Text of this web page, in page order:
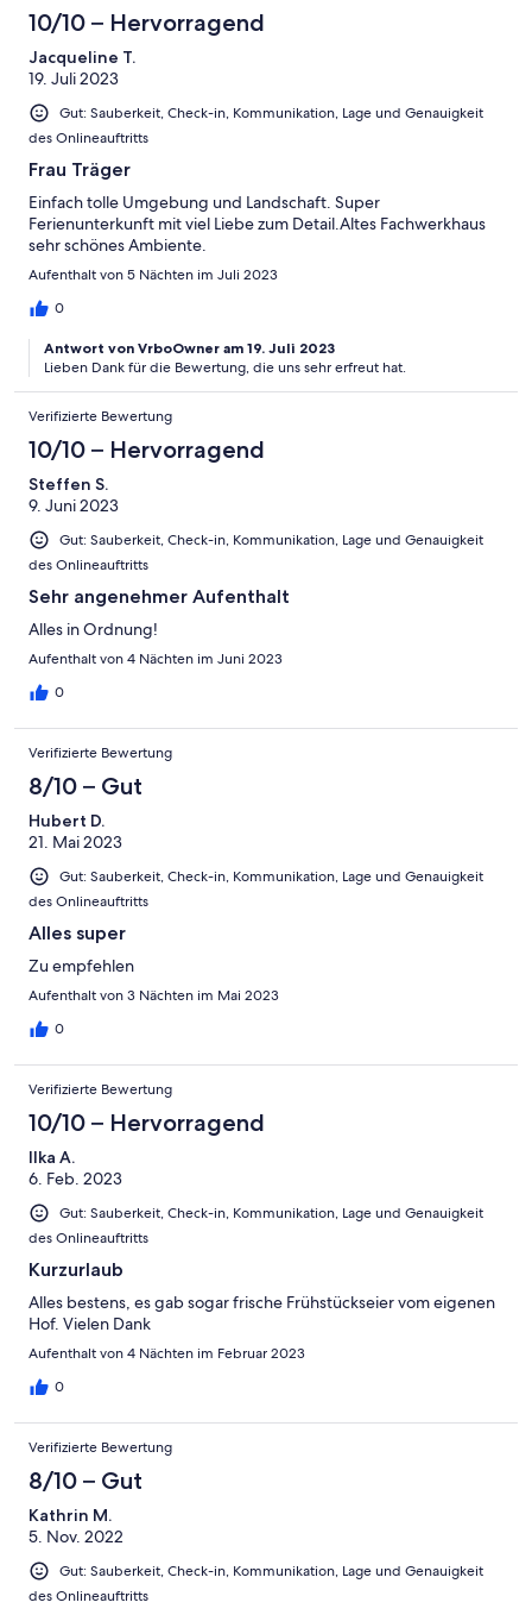
10/10 – Hervorragend
Jacqueline T.
19. Juli 2023
Gut: Sauberkeit, Check-in, Kommunikation, Lage und Genauigkeit
des Onlineauftritts
Frau Träger
Einfach tolle Umgebung und Landschaft. Super
Ferienunterkunft mit viel Liebe zum Detail.Altes Fachwerkhaus
sehr schönes Ambiente.
Aufenthalt von 5 Nächten im Juli 2023
0
Antwort von VrboOwner am 19. Juli 2023
Lieben Dank für die Bewertung, die uns sehr erfreut hat.
Verifizierte Bewertung
10/10 – Hervorragend
Steffen S.
9. Juni 2023
Gut: Sauberkeit, Check-in, Kommunikation, Lage und Genauigkeit
des Onlineauftritts
Sehr angenehmer Aufenthalt
Alles in Ordnung!
Aufenthalt von 4 Nächten im Juni 2023
0
Verifizierte Bewertung
8/10 – Gut
Hubert D.
21. Mai 2023
Gut: Sauberkeit, Check-in, Kommunikation, Lage und Genauigkeit
des Onlineauftritts
Alles super
Zu empfehlen
Aufenthalt von 3 Nächten im Mai 2023
0
Verifizierte Bewertung
10/10 – Hervorragend
Ilka A.
6. Feb. 2023
Gut: Sauberkeit, Check-in, Kommunikation, Lage und Genauigkeit
des Onlineauftritts
Kurzurlaub
Alles bestens, es gab sogar frische Frühstückseier vom eigenen
Hof. Vielen Dank
Aufenthalt von 4 Nächten im Februar 2023
0
Verifizierte Bewertung
8/10 – Gut
Kathrin M.
5. Nov. 2022
Gut: Sauberkeit, Check-in, Kommunikation, Lage und Genauigkeit
des Onlineauftritts